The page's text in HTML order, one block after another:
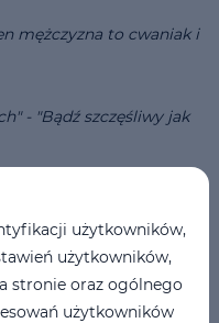
mężczyzna to cwaniak i
- "Bądź szczęśliwy jak
emocjonalność jest
- "Wszyscy jesteśmy
użytkowników,
użytkowników,
stronie oraz ogólnego
użytkowników